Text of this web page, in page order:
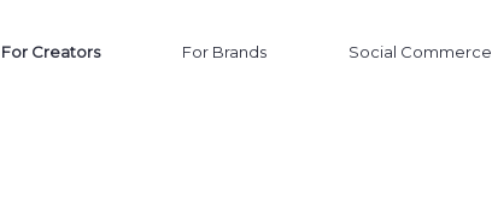
For Creators For Brands Social Commerce